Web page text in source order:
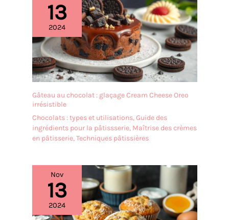
sans hésitation. Le
présentoir à gâteaux est
transparent et élégant,
léger et facile à
transporter, et sûr à
utiliser. Il est idéal comme
cadeau de bienvenue pour
comme cadeau de
cadeau d'anniversaire.
✔[Facile à nettoyer] : le
présentoir à gâteaux est
et n'absorbe ni les odeurs
ni les taches. Il peut être
rincé avec un peu de
liquide vaisselle et d'eau et
est très facile à entretenir.
13
2024
Gâteau au chocolat : glaçage Cream Cheese Oreo
irrésistible
Chocolats : types et utilisations,Guide des
ingrédients pour la pâtissserie, Maîtrise des crèmes
en pâtisserie,Techniques pâtissières
Nov
13
2024